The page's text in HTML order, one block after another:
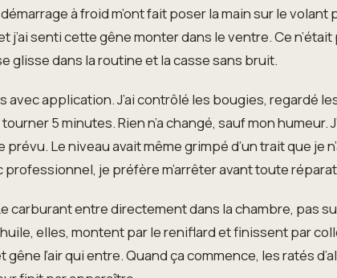
à froid m’ont fait poser la main sur le volant
j’ai senti cette gêne monter dans le ventre. Ce
glisse dans la routine et la casse sans bruit.
application. J’ai contrôlé les bougies, regardé
5 minutes. Rien n’a changé, sauf mon humeur.
prévu. Le niveau avait même grimpé d’un trait que je
je préfère m’arrêter avant toute
carburant entre directement dans la chambre, pas
elles, montent par le reniflard et finissent par
l’air qui entre. Quand ça commence, les ratés